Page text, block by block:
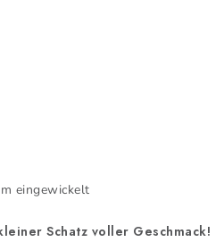
eingewickelt
Schatz voller Geschmack!